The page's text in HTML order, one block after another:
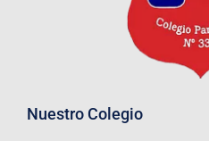
Nuestro Colegio